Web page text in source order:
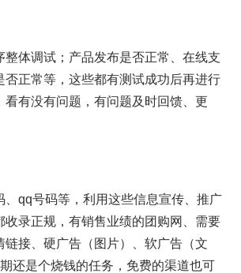
体调试；产品发布是否正常、在线支
正常等，这些都有测试成功后再进行
有没有问题，有问题及时回馈、更
qq号码等，利用这些信息宣传、推广
录正规，有销售业绩的团购网、需要
接、硬广告（图片）、软广告（文
还是个烧钱的任务，免费的渠道也可